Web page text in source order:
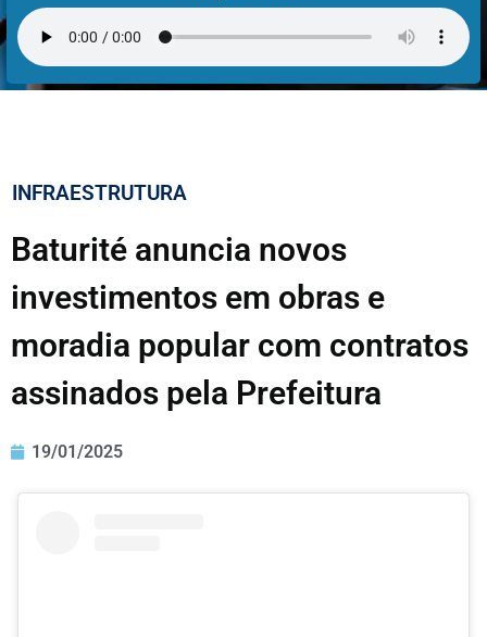
INFRAESTRUTURA
Baturité anuncia novos
investimentos em obras e
moradia popular com contratos
assinados pela Prefeitura
19/01/2025